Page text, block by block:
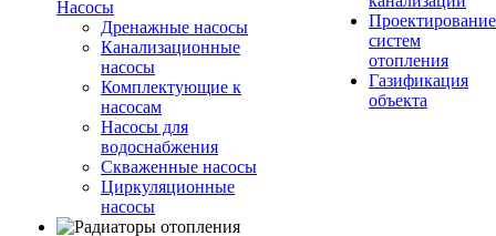
Насосы
Дренажные насосы
Канализационные
насосы
Комплектующие к
насосам
Насосы для
водоснабжения
Скваженные насосы
Циркуляционные
насосы
Проектирование
систем
отопления
Газификация
объекта